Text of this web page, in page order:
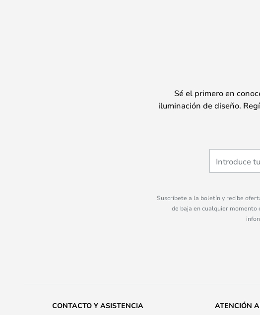
Sé el primero en
iluminación de diseño.
Suscríbete a la boletín y recibe
de baja en cualquier momento
CONTACTO Y ASISTENCIA ATENCIÓN